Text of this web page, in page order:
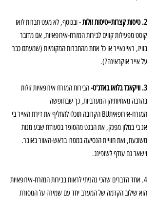
2. טיסות קצרות=טיסות זולות
- ובנוסף, לא מעט חברות לואו
קוסט מפעילות קווים לבירות המזרח-אירופאיות, אם מדובר
בוויז, ראיינאייר או כל אחת מהחברות המקומיות (שמעתם כבר
על אייר אוקראינה?).
3. וויקאנד בלואו באדג'ט-
הבירות המזרח אירופאיות זולות
בהרבה מאחיותיהן המערביות, כך שבחופשה
המזרח-אירופאיתBU הקרובה תוכלו להחליף את דירת האייר בי
אנ בי במלון מפנק, את הבגט מהסופר בסעודת שבע מנות
משוגעת, ואת חוויית הנסיעה במטרו בראש-האוור באובר.
וישאר גם עודף לשופינג.
4. אחד הדברים שהכי נהניתי לראות בבירות המזרח-אירופאיות
הוא שילוב הקדמה של המערב יחד עם שמירה על המסורת